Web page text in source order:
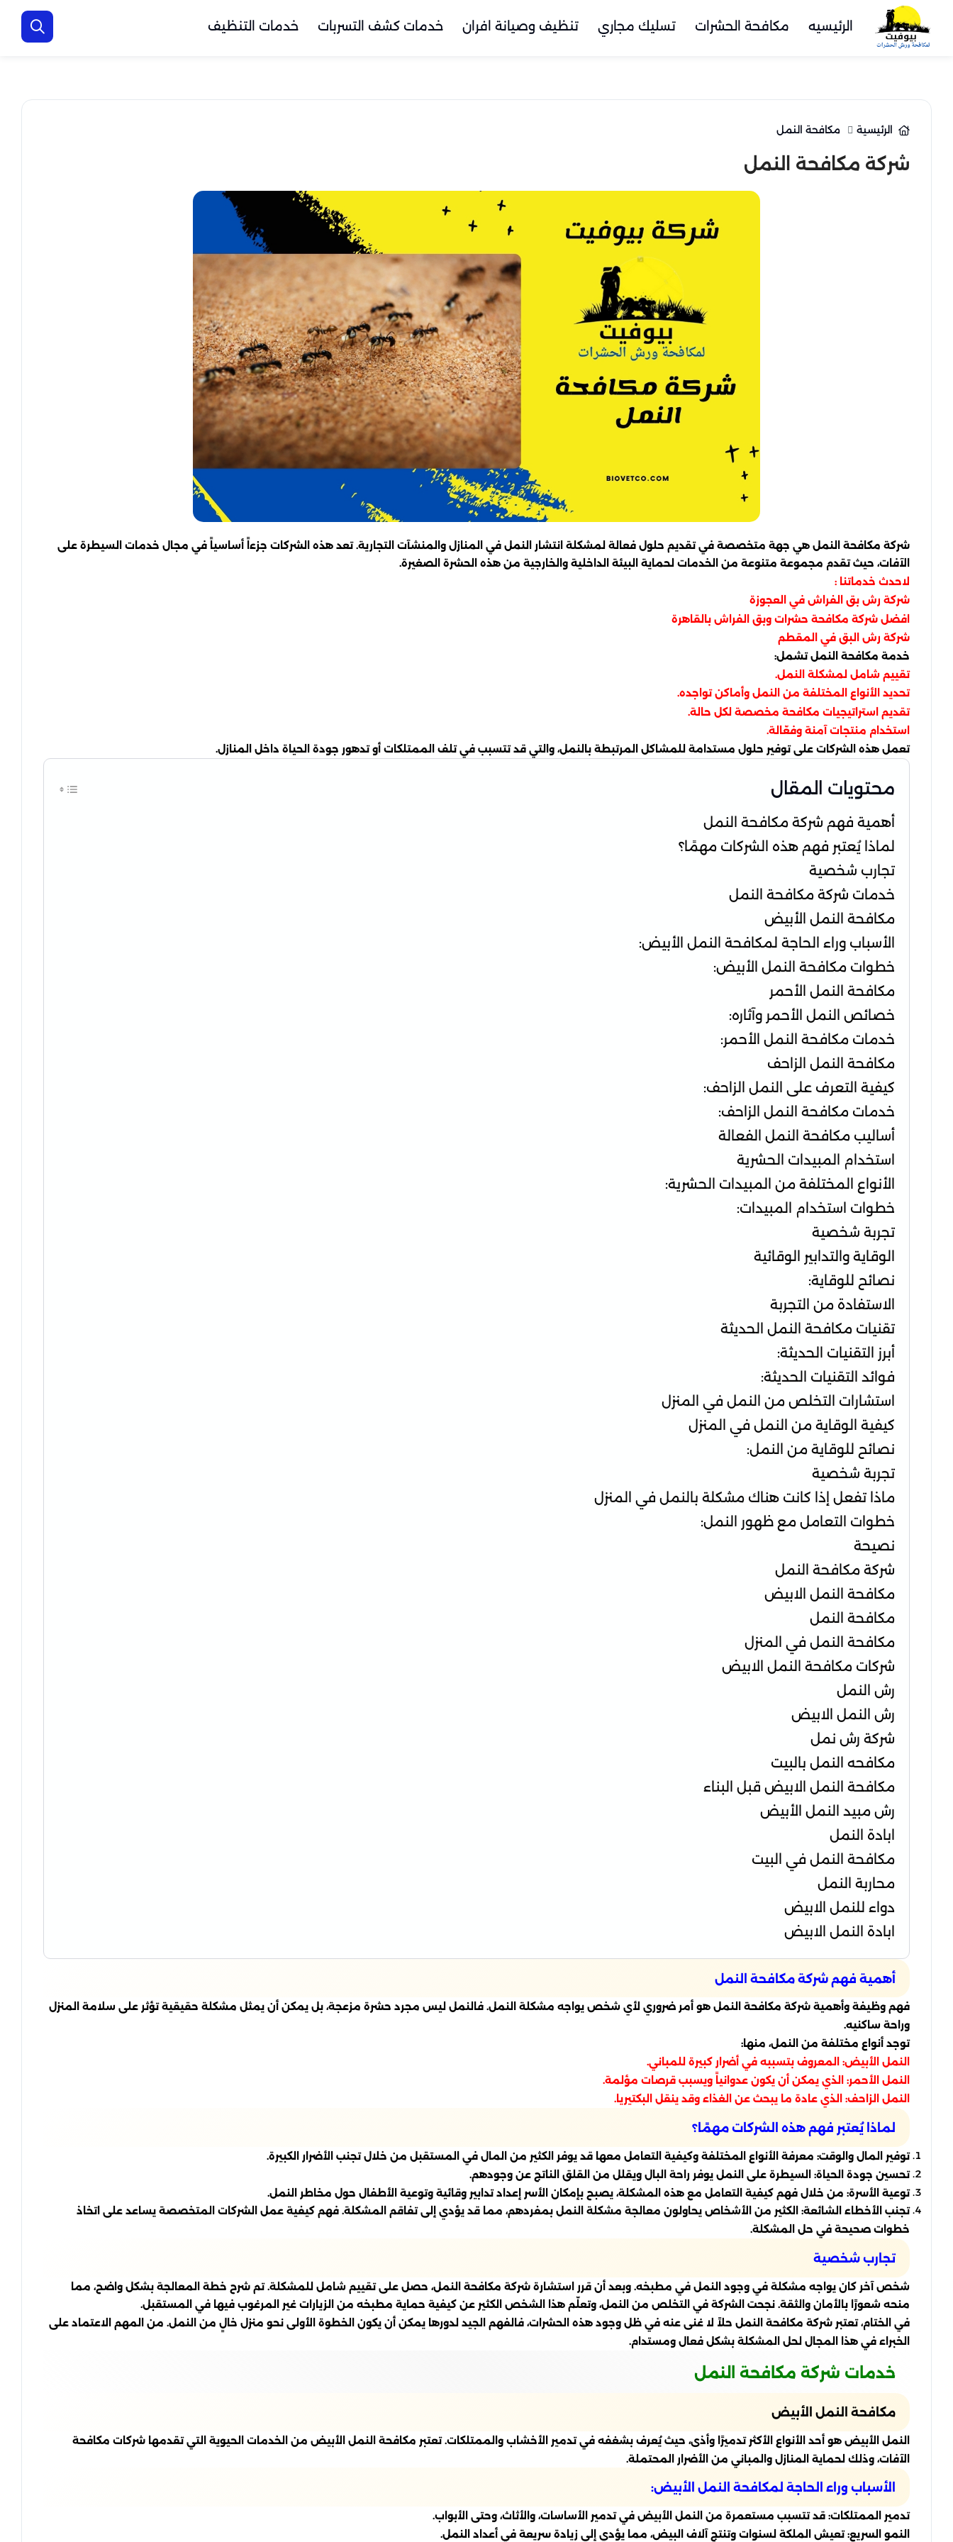
الرئيسيه مكافحة الحشرات تسليك مجاري تنظيف وصيانة افران خدمات كشف التسربات خدمات التنظيف
الرئيسية مكافحة النمل
شركة مكافحة النمل
شركة مكافحة النمل هي جهة متخصصة في تقديم حلول فعالة لمشكلة انتشار النمل في المنازل والمنشآت التجارية. تعد هذه الشركات جزءاً أساسياً في مجال خدمات السيطرة على
الآفات، حيث تقدم مجموعة متنوعة من الخدمات لحماية البيئة الداخلية والخارجية من هذه الحشرة الصغيرة.
لاحدث خدماتنا :
شركة رش بق الفراش في العجوزة
افضل شركة مكافحة حشرات وبق الفراش بالقاهرة
شركة رش البق في المقطم
خدمة مكافحة النمل تشمل:
تقييم شامل لمشكلة النمل.
تحديد الأنواع المختلفة من النمل وأماكن تواجده.
تقديم استراتيجيات مكافحة مخصصة لكل حالة.
استخدام منتجات آمنة وفعّالة.
تعمل هذه الشركات على توفير حلول مستدامة للمشاكل المرتبطة بالنمل، والتي قد تتسبب في تلف الممتلكات أو تدهور جودة الحياة داخل المنازل.
محتويات المقال
أهمية فهم شركة مكافحة النمل
لماذا يُعتبر فهم هذه الشركات مهمًا؟
تجارب شخصية
خدمات شركة مكافحة النمل
مكافحة النمل الأبيض
الأسباب وراء الحاجة لمكافحة النمل الأبيض:
خطوات مكافحة النمل الأبيض:
مكافحة النمل الأحمر
خصائص النمل الأحمر وآثاره:
خدمات مكافحة النمل الأحمر:
مكافحة النمل الزاحف
كيفية التعرف على النمل الزاحف:
خدمات مكافحة النمل الزاحف:
أساليب مكافحة النمل الفعالة
استخدام المبيدات الحشرية
الأنواع المختلفة من المبيدات الحشرية:
خطوات استخدام المبيدات:
تجربة شخصية
الوقاية والتدابير الوقائية
نصائح للوقاية:
الاستفادة من التجربة
تقنيات مكافحة النمل الحديثة
أبرز التقنيات الحديثة:
فوائد التقنيات الحديثة:
استشارات التخلص من النمل في المنزل
كيفية الوقاية من النمل في المنزل
نصائح للوقاية من النمل:
تجربة شخصية
ماذا تفعل إذا كانت هناك مشكلة بالنمل في المنزل
خطوات التعامل مع ظهور النمل:
نصيحة
شركة مكافحة النمل
مكافحة النمل الابيض
مكافحة النمل
مكافحة النمل في المنزل
شركات مكافحة النمل الابيض
رش النمل
رش النمل الابيض
شركة رش نمل
مكافحه النمل بالبيت
مكافحة النمل الابيض قبل البناء
رش مبيد النمل الأبيض
ابادة النمل
مكافحة النمل في البيت
محاربة النمل
دواء للنمل الابيض
ابادة النمل الابيض
أهمية فهم شركة مكافحة النمل
فهم وظيفة وأهمية شركة مكافحة النمل هو أمر ضروري لأي شخص يواجه مشكلة النمل. فالنمل ليس مجرد حشرة مزعجة، بل يمكن أن يمثل مشكلة حقيقية تؤثر على سلامة المنزل
وراحة ساكنيه.
توجد أنواع مختلفة من النمل، منها:
النمل الأبيض: المعروف بتسببه في أضرار كبيرة للمباني.
النمل الأحمر: الذي يمكن أن يكون عدوانياً ويسبب قرصات مؤلمة.
النمل الزاحف: الذي عادة ما يبحث عن الغذاء وقد ينقل البكتيريا.
لماذا يُعتبر فهم هذه الشركات مهمًا؟
توفير المال والوقت: معرفة الأنواع المختلفة وكيفية التعامل معها قد يوفر الكثير من المال في المستقبل من خلال تجنب الأضرار الكبيرة.
تحسين جودة الحياة: السيطرة على النمل يوفر راحة البال ويقلل من القلق الناتج عن وجودهم.
توعية الأسرة: من خلال فهم كيفية التعامل مع هذه المشكلة، يصبح بإمكان الأسر إعداد تدابير وقائية وتوعية الأطفال حول مخاطر النمل.
تجنب الأخطاء الشائعة: الكثير من الأشخاص يحاولون معالجة مشكلة النمل بمفردهم، مما قد يؤدي إلى تفاقم المشكلة. فهم كيفية عمل الشركات المتخصصة يساعد على اتخاذ
خطوات صحيحة في حل المشكلة.
تجارب شخصية
شخص آخر كان يواجه مشكلة في وجود النمل في مطبخه. وبعد أن قرر استشارة شركة مكافحة النمل، حصل على تقييم شامل للمشكلة. تم شرح خطة المعالجة بشكل واضح، مما
منحه شعورًا بالأمان والثقة. نجحت الشركة في التخلص من النمل، وتعلّم هذا الشخص الكثير عن كيفية حماية مطبخه من الزيارات غير المرغوب فيها في المستقبل.
في الختام، تعتبر شركة مكافحة النمل حلاً لا غنى عنه في ظل وجود هذه الحشرات، فالفهم الجيد لدورها يمكن أن يكون الخطوة الأولى نحو منزل خالٍ من النمل. من المهم الاعتماد على
الخبراء في هذا المجال لحل المشكلة بشكل فعال ومستدام.
خدمات شركة مكافحة النمل
مكافحة النمل الأبيض
النمل الأبيض هو أحد الأنواع الأكثر تدميرًا وأذى، حيث يُعرف بشغفه في تدمير الأخشاب والممتلكات. تعتبر مكافحة النمل الأبيض من الخدمات الحيوية التي تقدمها شركات مكافحة
الآفات، وذلك لحماية المنازل والمباني من الأضرار المحتملة.
الأسباب وراء الحاجة لمكافحة النمل الأبيض:
تدمير الممتلكات: قد تتسبب مستعمرة من النمل الأبيض في تدمير الأساسات، والأثاث، وحتى الأبواب.
النمو السريع: تعيش الملكة لسنوات وتنتج آلاف البيض، مما يؤدي إلى زيادة سريعة في أعداد النمل.